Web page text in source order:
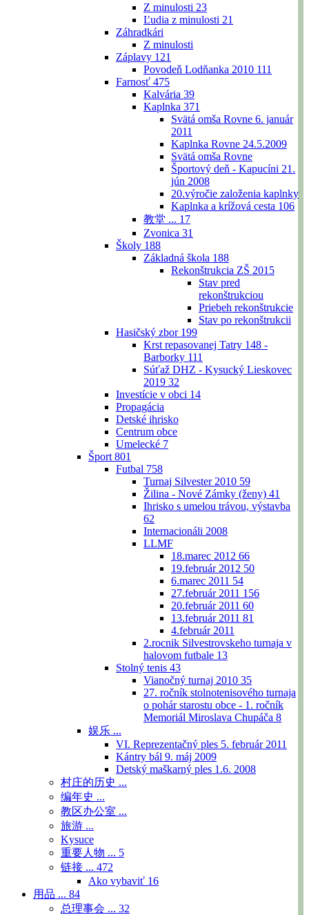
Z minulosti 23
Ľudia z minulosti 21
Záhradkári
Z minulosti
Záplavy 121
Povodeň Lodňanka 2010 111
Farnosť 475
Kalvária 39
Kaplnka 371
Svätá omša Rovne 6. január
2011
Kaplnka Rovne 24.5.2009
Svätá omša Rovne
Športový deň - Kapucíni 21.
jún 2008
20.výročie založenia kaplnky
Kaplnka a krížová cesta 106
教堂 ... 17
Zvonica 31
Školy 188
Základná škola 188
Rekonštrukcia ZŠ 2015
Stav pred
rekonštrukciou
Priebeh rekonštrukcie
Stav po rekonštrukcii
Hasičský zbor 199
Krst repasovanej Tatry 148 -
Barborky 111
Súťaž DHZ - Kysucký Lieskovec
2019 32
Investície v obci 14
Propagácia
Detské ihrisko
Centrum obce
Umelecké 7
Šport 801
Futbal 758
Turnaj Silvester 2010 59
Žilina - Nové Zámky (ženy) 41
Ihrisko s umelou trávou, výstavba
62
Internacionáli 2008
LLMF
18.marec 2012 66
19.február 2012 50
6.marec 2011 54
27.február 2011 156
20.február 2011 60
13.február 2011 81
4.február 2011
2.rocnik Silvestrovskeho turnaja v
halovom futbale 13
Stolný tenis 43
Vianočný turnaj 2010 35
27. ročník stolnotenisového turnaja
o pohár starostu obce - 1. ročník
Memoriál Miroslava Chupáča 8
娱乐 ...
VI. Reprezentačný ples 5. február 2011
Kántry bál 9. máj 2009
Detský maškarný ples 1.6. 2008
村庄的历史 ...
编年史 ...
教区办公室 ...
旅游 ...
Kysuce
重要人物 ... 5
链接 ... 472
Ako vybaviť 16
用品 ... 84
总理事会 ... 32